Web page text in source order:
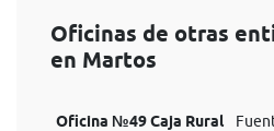
Oficinas de otras
en Martos
Oficina №49 Caja Rural